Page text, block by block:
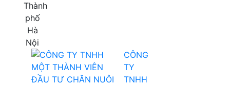
Thành
phố
Hà
Nội
CÔNG
TY
TNHH